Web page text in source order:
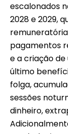
escalonados
2028 e 2029,
pagamentos
e a criação
último
folga,
sessões
dinheiro,